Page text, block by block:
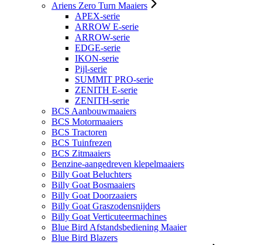
Ariens Zero Turn Maaiers
APEX-serie
ARROW E-serie
ARROW-serie
EDGE-serie
IKON-serie
Pijl-serie
SUMMIT PRO-serie
ZENITH E-serie
ZENITH-serie
BCS Aanbouwmaaiers
BCS Motormaaiers
BCS Tractoren
BCS Tuinfrezen
BCS Zitmaaiers
Benzine-aangedreven klepelmaaiers
Billy Goat Beluchters
Billy Goat Bosmaaiers
Billy Goat Doorzaaiers
Billy Goat Graszodensnijders
Billy Goat Verticuteermachines
Blue Bird Afstandsbediening Maaier
Blue Bird Blazers